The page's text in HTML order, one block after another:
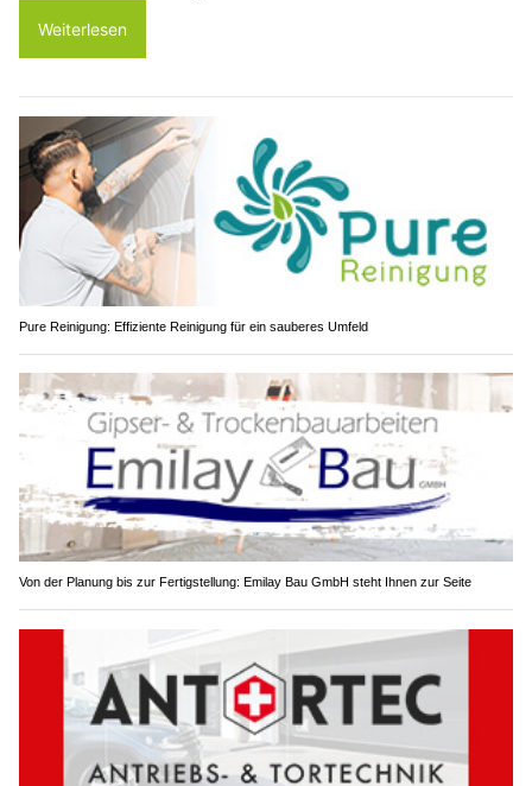
Weiterlesen
Pure Reinigung: Effiziente Reinigung für ein sauberes Umfeld
Von der Planung bis zur Fertigstellung: Emilay Bau GmbH steht Ihnen zur Seite